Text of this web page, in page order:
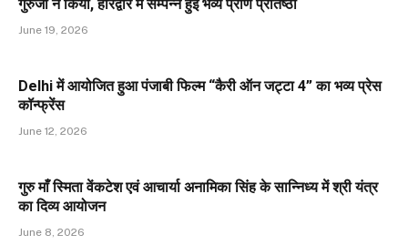
गुरुजी ने किया, हरिद्वार में सम्पन्न हुई भव्य प्राण प्रतिष्ठा
June 19, 2026
Delhi में आयोजित हुआ पंजाबी फिल्म “कैरी ऑन जट्टा 4” का भव्य प्रेस
कॉन्फ्रेंस
June 12, 2026
गुरु माँ स्मिता वेंकटेश एवं आचार्या अनामिका सिंह के सान्निध्य में श्री यंत्र
का दिव्य आयोजन
June 8, 2026